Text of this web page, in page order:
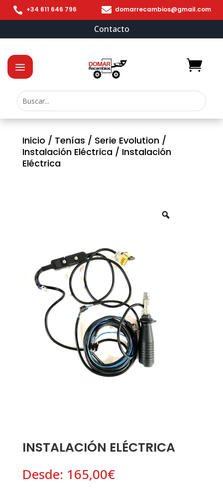
 +34 611 646 796  domarrecambios@gmail.com
Contacto
Inicio / Tenías / Serie Evolution/
Instalación Eléctrica/ Instalación
Eléctrica
INSTALACIÓN ELÉCTRICA
Desde: 165,00€